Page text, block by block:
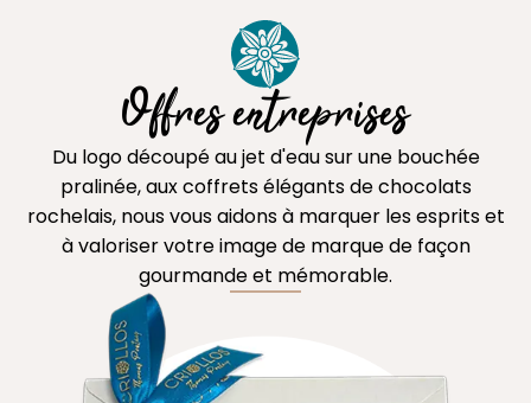
Offres entreprises
Du logo découpé au jet d'eau sur une bouchée
pralinée, aux coffrets élégants de chocolats
rochelais, nous vous aidons à marquer les esprits et
à valoriser votre image de marque de façon
gourmande et mémorable.